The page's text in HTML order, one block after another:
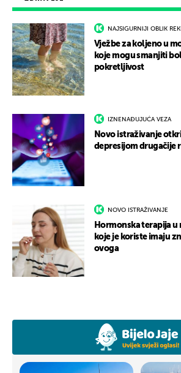
NAJSIGURNIJI OBLIK
Vježbe za koljeno u
koje mogu smanjiti
pokretljivost
IZNENAĐUJUĆA VEZA
Novo istraživanje
depresijom drugačije
NOVO ISTRAŽIVANJE
Hormonska terapija u
koje je koriste imaju
ovoga